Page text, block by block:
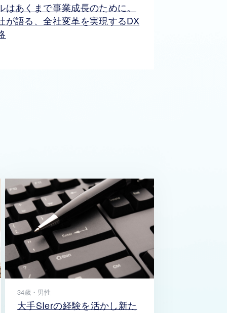
はあくまで事業成長のために。
が語る、全社変革を実現するDX
34歳・男性
大手SIerの経験を活かし新た